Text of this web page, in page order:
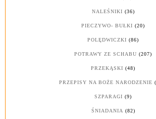
NALEŚNIKI (36)
PIECZYWO- BUŁKI (20)
POLĘDWICZKI (86)
POTRAWY ZE SCHABU (207)
PRZEKĄSKI (48)
PRZEPISY NA BOŻE NARODZENIE
SZPARAGI (9)
ŚNIADANIA (82)